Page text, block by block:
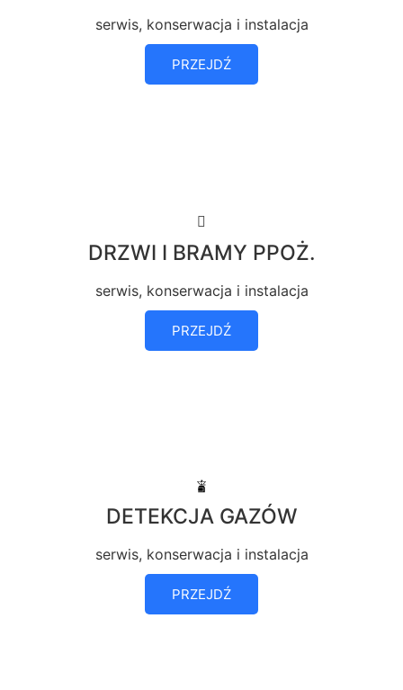
serwis, konserwacja i instalacja
PRZEJDŹ
DRZWI I BRAMY PPOŻ.
serwis, konserwacja i instalacja
PRZEJDŹ
DETEKCJA GAZÓW
serwis, konserwacja i instalacja
PRZEJDŹ